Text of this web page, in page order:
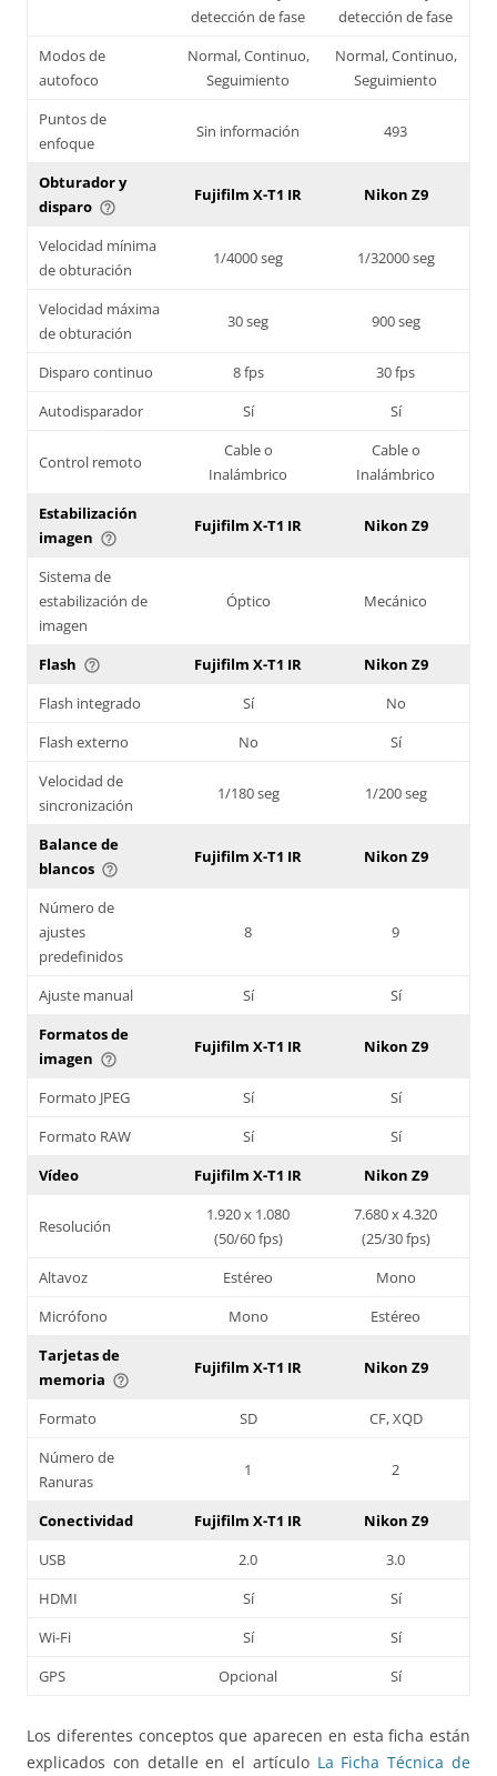
detección de fase
detección de fase
Modos de
autofoco
Normal, Continuo,
Seguimiento
Normal, Continuo,
Seguimiento
Puntos de
enfoque
Sin información 493
Obturador y
disparo help_outline
Fujifilm X-T1 IR Nikon Z9
Velocidad mínima
de obturación
1/4000 seg 1/32000 seg
Velocidad máxima
de obturación
30 seg 900 seg
Disparo continuo 8 fps
30 fps
Autodisparador
Sí Sí
Control remoto
Cable o
Inalámbrico
Cable o
Inalámbrico
Estabilización
imagen help_outline
Fujifilm X-T1 IR Nikon Z9
Sistema de
estabilización de
imagen
Óptico Mecánico
Flash help_outline Fujifilm X-T1 IR
Nikon Z9
Flash integrado
Sí
No
Flash externo
No
Sí
Velocidad de
sincronización
1/180 seg 1/200 seg
Balance de
blancos help_outline
Fujifilm X-T1 IR Nikon Z9
Número de
ajustes
predefinidos
8 9
Ajuste manual Sí
Sí
Formatos de
imagen help_outline
Fujifilm X-T1 IR Nikon Z9
Formato JPEG Sí
Sí
Formato RAW
Sí
Sí
Vídeo
Fujifilm X-T1 IR Nikon Z9
Resolución
1.920 x 1.080
(50/60 fps)
7.680 x 4.320
(25/30 fps)
Altavoz
Estéreo
Mono
Micrófono
Mono
Estéreo
Tarjetas de
memoria help_outline
Fujifilm X-T1 IR Nikon Z9
Formato SD
CF, XQD
Número de
Ranuras
1 2
Conectividad Fujifilm X-T1 IR
Nikon Z9
USB
2.0
3.0
HDMI
Sí
Sí
Wi-Fi
Sí
Sí
GPS
Opcional Sí
Los diferentes conceptos que aparecen en esta ficha están
explicados con detalle en el artículo La Ficha Técnica de